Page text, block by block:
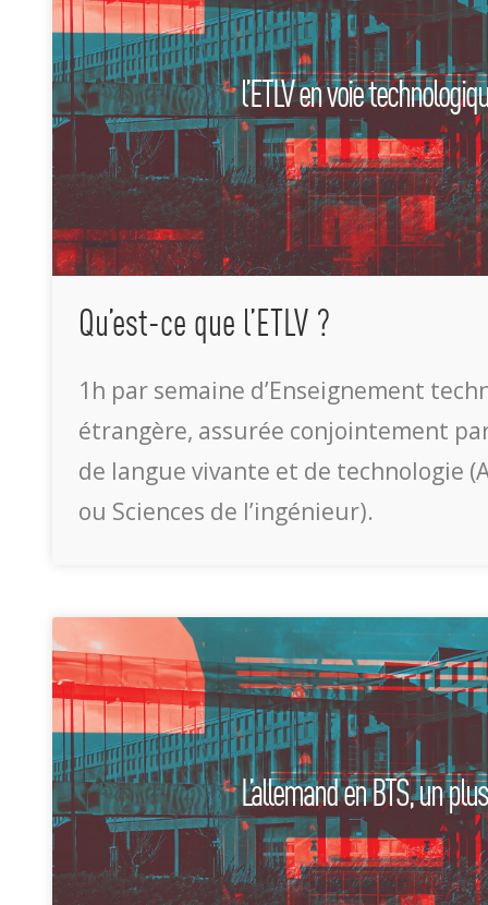
l’ETLV en voie
Qu’est-ce que l’ETLV ?
1h par semaine d’Enseignement
étrangère, assurée conjointement
de langue vivante et de technologie
ou Sciences de l’ingénieur).
L’allemand en BTS, un